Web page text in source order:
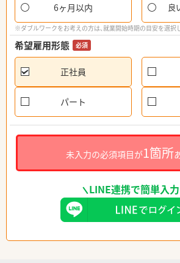
6ヶ月以内 良
※ダブルワークをお考えの方は、就業開始時期の目安を選択
希望雇用形態 必須
正社員
パート
未入力の必須項目が1箇所
LINE連携で簡単入力